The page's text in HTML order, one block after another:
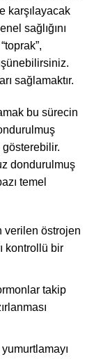
karşılayacak
sağlığını
sağlamaktır.
bu sürecin
gösterebilir.
dondurulmuş
temel
verilen östrojen
kontrollü bir
takip